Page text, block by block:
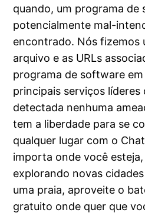
quando, um programa
potencialmente mal-
encontrado. Nós fizemos
arquivo e as URLs
programa de software
principais serviços
detectada nenhuma
tem a liberdade para se
qualquer lugar com o
importa onde você esteja,
explorando novas
uma praia, aproveite o
gratuito onde quer que